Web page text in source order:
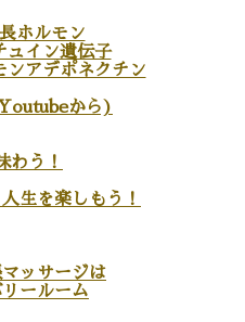
ホルモン
ュイン遺伝子
ンアデポネクチン
から)
わう！
生を楽しもう！
ッサージは
ールーム